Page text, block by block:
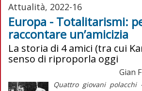
Attualità, 2022-16
Europa - Totalitarismi:
raccontare un’amicizia
La storia di 4 amici (tra cui
senso di riproporla oggi
Gian
Quattro giovani